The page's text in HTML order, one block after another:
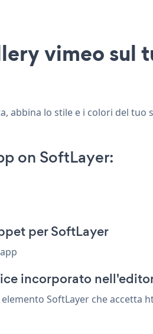
vimeo sul
abbina lo stile e i colori del
on SoftLayer:
per SoftLayer
incorporato
SoftLayer che accetta